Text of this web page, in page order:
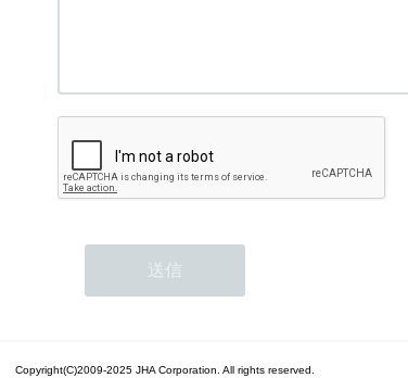
Copyright(C)2009-2025 JHA Corporation. All rights reserved.